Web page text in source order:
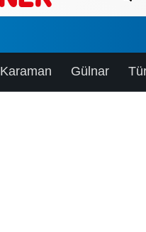
Karaman Gülnar